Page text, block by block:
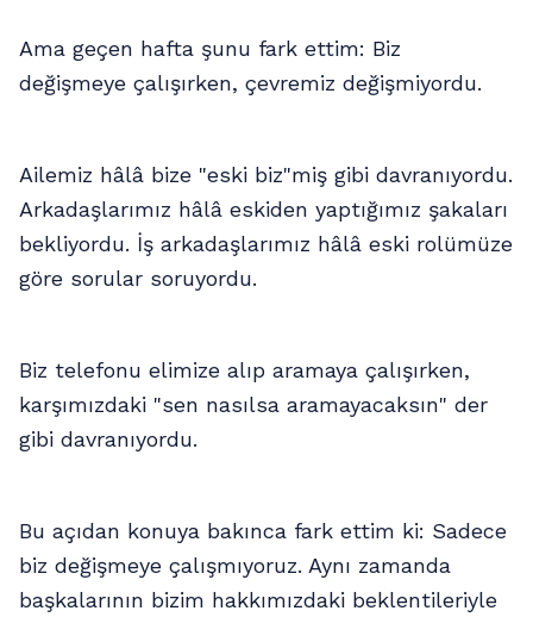
Ama geçen hafta şunu fark ettim: Biz
değişmeye çalışırken, çevremiz değişmiyordu.
Ailemiz hâlâ bize "eski biz"miş gibi davranıyordu.
Arkadaşlarımız hâlâ eskiden yaptığımız şakaları
bekliyordu. İş arkadaşlarımız hâlâ eski rolümüze
göre sorular soruyordu.
Biz telefonu elimize alıp aramaya çalışırken,
karşımızdaki "sen nasılsa aramayacaksın" der
gibi davranıyordu.
Bu açıdan konuya bakınca fark ettim ki: Sadece
biz değişmeye çalışmıyoruz. Aynı zamanda
başkalarının bizim hakkımızdaki beklentileriyle